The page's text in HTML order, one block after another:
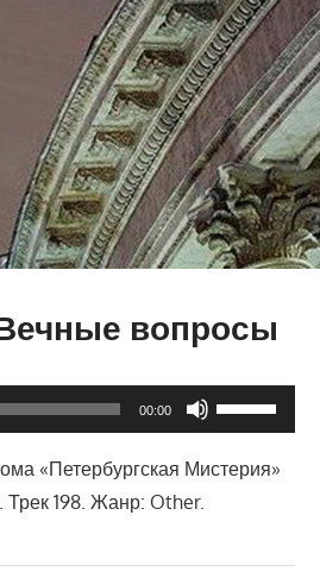
вопросы
00:00
Используйте
клавиши
вверх/
увеличить
«Петербургская Мистерия»
Трек 198. Жанр: Other.